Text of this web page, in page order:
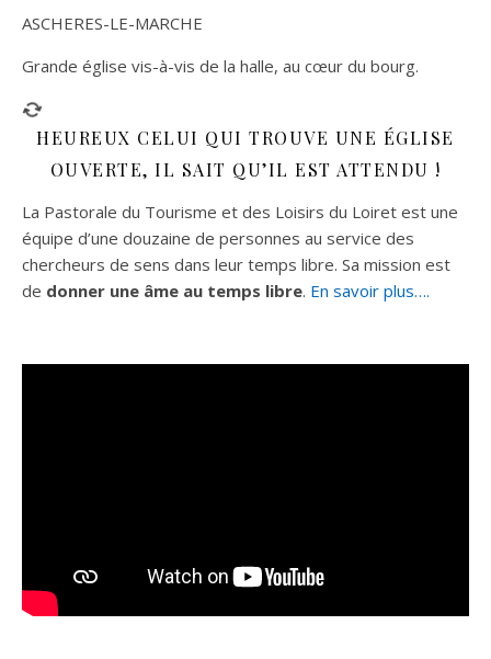
ASCHERES-LE-MARCHE
Grande église vis-à-vis de la halle, au cœur du bourg.
HEUREUX CELUI QUI TROUVE UNE ÉGLISE
OUVERTE, IL SAIT QU’IL EST ATTENDU !
La Pastorale du Tourisme et des Loisirs du Loiret est une
équipe d’une douzaine de personnes au service des
chercheurs de sens dans leur temps libre. Sa mission est
de donner une âme au temps libre. En savoir plus….